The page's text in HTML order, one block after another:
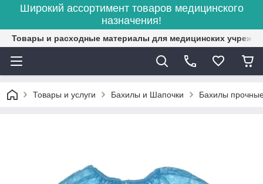
Широкий ассортимент товаров медицинского
назначения!
Товары и расходные материалы для медицинских
Товары и услуги Бахилы и Шапочки Бахилы